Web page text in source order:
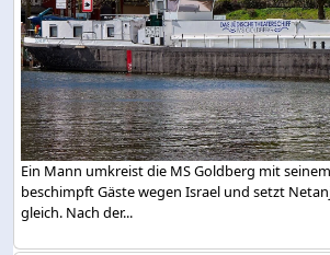
Ein Mann umkreist die MS Goldberg mit
beschimpft Gäste wegen Israel und setzt
gleich. Nach der...